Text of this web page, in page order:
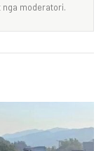
nga moderatori.